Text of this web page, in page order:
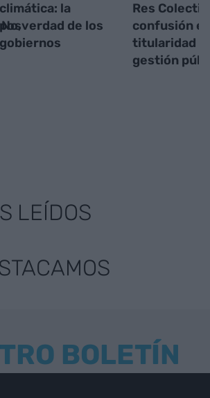
climática: la
posverdad de los
gobiernos
Res
confusión
titularidad y
gestión
LEÍDOS
BOLETÍN